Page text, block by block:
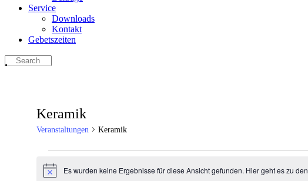
Service
Downloads
Kontakt
Gebetszeiten
Keramik
Veranstaltungen Keramik
HinweisEs wurden keine Ergebnisse für diese Ansicht gefunden. Hier geht es zu den